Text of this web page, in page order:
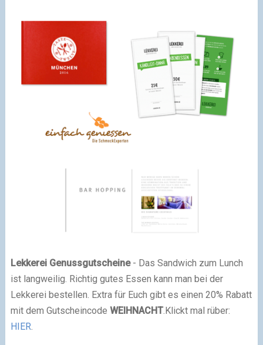
Lekkerei Genussgutscheine- Das Sandwich zum Lunch
ist langweilig. Richtig gutes Essen kann man bei der
Lekkerei bestellen. Extra für Euch gibt es einen 20% Rabatt
mit dem Gutscheincode WEIHNACHT.Klickt mal rüber:
HIER